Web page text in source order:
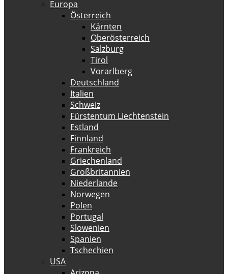
Europa
Österreich
Kärnten
Oberösterreich
Salzburg
Tirol
Vorarlberg
Deutschland
Italien
Schweiz
Fürstentum Liechtenstein
Estland
Finnland
Frankreich
Griechenland
Großbritannien
Niederlande
Norwegen
Polen
Portugal
Slowenien
Spanien
Tschechien
USA